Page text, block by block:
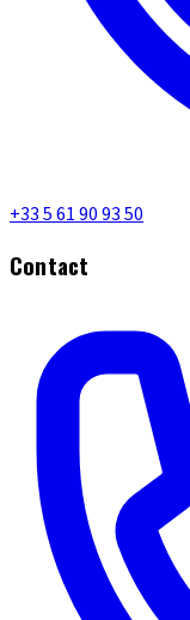
+33 5 61 90 93 50
Contact